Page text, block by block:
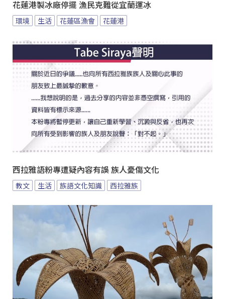
花蓮港製冰廠停擺 漁民克難從宜蘭運冰
環境 生活 花蓮區漁會 花蓮港
西拉雅語粉專遭疑內容有誤 族人憂傷文化
教文 生活 族語文化知識 西拉雅族